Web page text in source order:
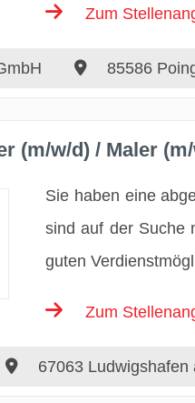
Zum
85586
(m/w/d) / Maler
Sie haben eine
sind auf der Suche
guten
Zum
67063 Ludwigshafen